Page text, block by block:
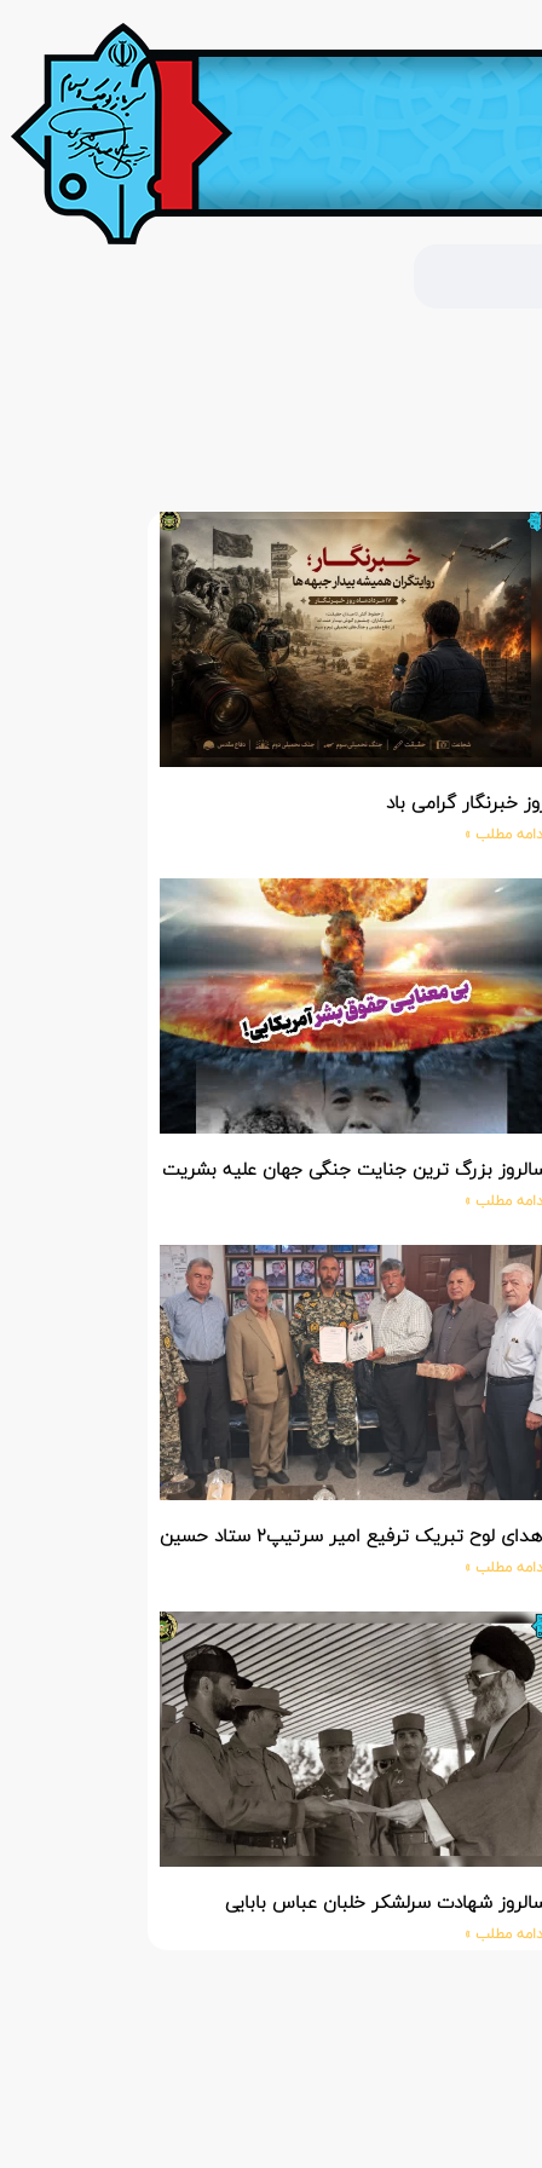
خبرنگار گرامی باد
مطلب »
بزرگ ترین جنایت جنگی جهان علیه بشریت توسط بزرگ ترین
مطلب »
لوح تبریک ترفیع امیر سرتیپ۲ ستاد حسین صادق زاده فرمانده تیپ ۲۵ واکنش سریع شهید آبگون نزاجا مستقر در تبریز
مطلب »
شهادت سرلشکر خلبان عباس بابایی
مطلب »